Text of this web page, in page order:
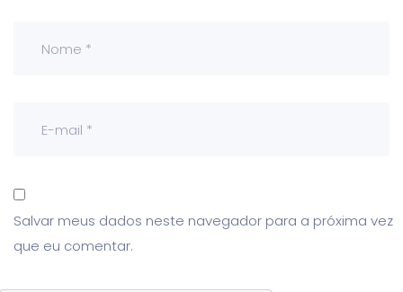
Salvar meus dados neste navegador para a próxima vez
que eu comentar.